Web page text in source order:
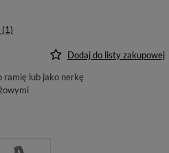
(1)
Dodaj do listy zakupowej
ramię lub jako nerkę